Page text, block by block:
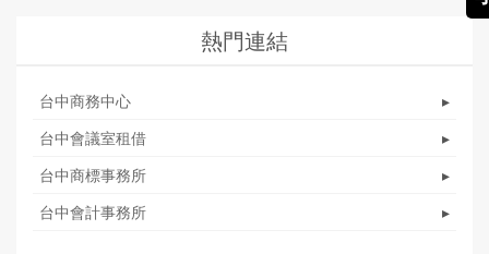
熱門連結
▸
台中商務中心
▸
台中會議室租借
▸
台中商標事務所
▸
台中會計事務所